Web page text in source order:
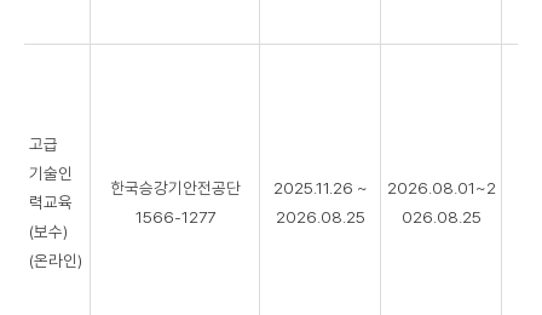
고급
기술인
력교육
(보수)
(온라인)
한국승강기안전공단
1566-1277
2025.11.26 ~
2026.08.25
2026.08.01~2
026.08.25